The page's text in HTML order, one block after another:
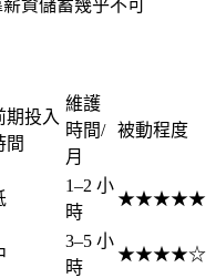
資儲蓄幾乎不可
期投入
間
維護
時間/
月
被動程度
1–2 小
時
★★★★★
3–5 小
時
★★★★☆